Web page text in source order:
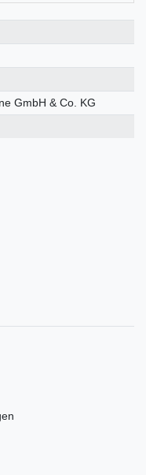
GmbH & Co. KG